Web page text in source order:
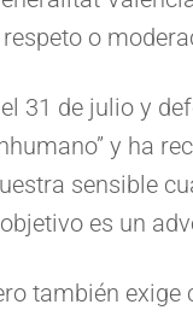
o
31 de julio y
y ha
sensible
es un
también